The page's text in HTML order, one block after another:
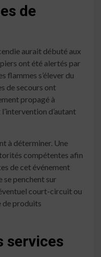
de
aurait débuté aux
ont été alertés par
flammes s’élever du
de secours ont
propagé à
d’autant
à déterminer. Une
compétentes afin
de cet événement
se penchent sur
court-circuit ou
de produits
services